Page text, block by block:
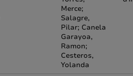
Merce;
Salagre,
Pilar; Canela
Garayoa,
Ramon;
Cesteros,
Yolanda